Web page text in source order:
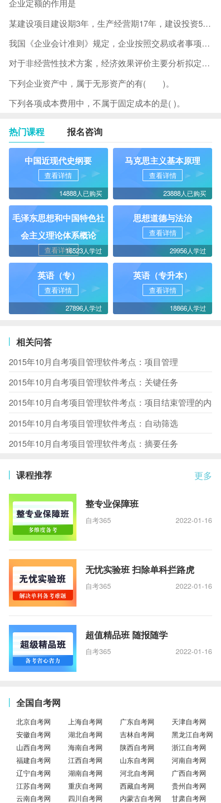
企业定额的作用是
某建设项目建设期3年，生产经营期17年，建设投资5500万元
我国《企业会计准则》规定，企业按照交易或者事项的经济特征确定
对于非经营性技术方案，经济效果评价主要分析拟定方案的( )。
下列企业资产中，属于无形资产的有( )。
下列各项成本费用中，不属于固定成本的是( )。
热门课程 报名咨询
中国近现代史纲要
查看详情
14888人已购买
马克思主义基本原理
查看详情
23888人已购买
毛泽东思想和中国特色社
会主义理论体系概论
查看详情16523人学过
思想道德与法治
查看详情
29956人学过
英语（专）
查看详情
27896人学过
英语（专升本）
查看详情
18866人学过
相关问答
2015年10月自考项目管理软件考点：项目管理
2015年10月自考项目管理软件考点：关键任务
2015年10月自考项目管理软件考点：项目结束管理的内容
2015年10月自考项目管理软件考点：自动筛选
2015年10月自考项目管理软件考点：摘要任务
更多
课程推荐
整专业保障班
自考365 2022-01-16
无忧实验班 扫除单科拦路虎
自考365 2022-01-16
超值精品班 随报随学
自考365 2022-01-16
全国自考网
北京自考网 上海自考网 广东自考网
天津自考网
安徽自考网
湖北自考网 吉林自考网
黑龙江自考网
山西自考网
海南自考网 陕西自考网
浙江自考网
福建自考网
江西自考网 山东自考网
河南自考网
辽宁自考网
湖南自考网 河北自考网
广西自考网
江苏自考网
重庆自考网 西藏自考网
贵州自考网
云南自考网
四川自考网 内蒙古自考网 甘肃自考网